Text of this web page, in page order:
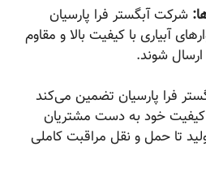
آبگستر فرا پارسیان
آبیاری با کیفیت بالا و مقاوم
شوند.
فرا پارسیان تضمین می‌کند
خود به دست مشتریان
تا حمل و نقل مراقبت کاملی